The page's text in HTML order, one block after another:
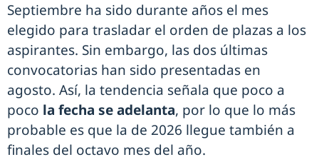
Septiembre ha sido durante años el mes
elegido para trasladar el orden de plazas a los
aspirantes. Sin embargo, las dos últimas
convocatorias han sido presentadas en
agosto. Así, la tendencia señala que poco a
poco la fecha se adelanta, por lo que lo más
probable es que la de 2026 llegue también a
finales del octavo mes del año.